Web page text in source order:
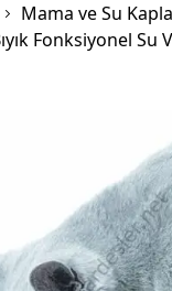
Mama ve Su
Fonksiyonel Su